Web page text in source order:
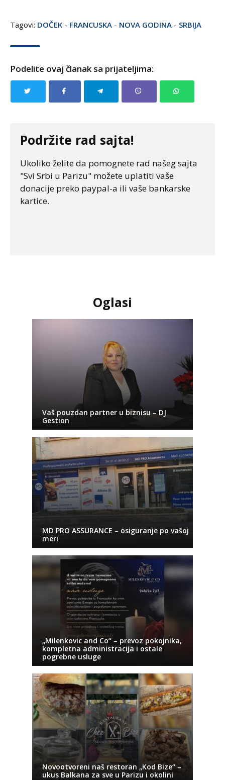
Tagovi: DOČEK - FRANCUSKA - NOVA GODINA - SRBIJA
Podelite ovaj članak sa prijateljima:
Podržite rad sajta!
Ukoliko želite da pomognete rad našeg sajta
"Svi Srbi u Parizu" možete uplatiti vaše
donacije preko paypal-a ili vaše bankarske
kartice.
Oglasi
Vaš pouzdan partner u biznisu – DJ
Gestion
MD PRO ASSURANCE – osiguranje po vašoj
meri
„Milenkovic and Co“ – prevoz pokojnika,
kompletna administracija i ostale
pogrebne usluge
Novootvoreni naš restoran „Kod Bize“ –
ukus Balkana za sve u Parizu i okolini